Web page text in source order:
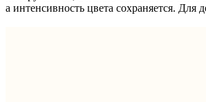
а интенсивность цвета сохраняется.